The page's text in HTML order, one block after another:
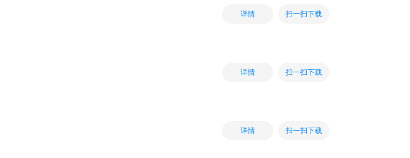
详情 扫一扫下载
详情 扫一扫下载
详情 扫一扫下载